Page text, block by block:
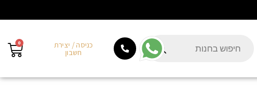
כניסה / יצירת
חשבון
0